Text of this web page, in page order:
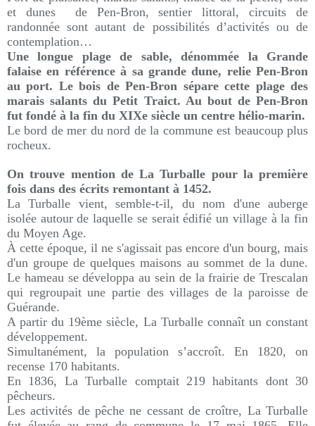
et dunes de Pen-Bron, sentier littoral, circuits de
randonnée sont autant de possibilités d’activités ou de
contemplation…
Une longue plage de sable, dénommée la Grande
falaise en référence à sa grande dune, relie Pen-Bron
au port. Le bois de Pen-Bron sépare cette plage des
marais salants du Petit Traict. Au bout de Pen-Bron
fut fondé à la fin du XIXe siècle un centre hélio-marin.
Le bord de mer du nord de la commune est beaucoup plus
rocheux.
On trouve mention de La Turballe pour la première
fois dans des écrits remontant à 1452.
La Turballe vient, semble-t-il, du nom d'une auberge
isolée autour de laquelle se serait édifié un village à la fin
du Moyen Age.
À cette époque, il ne s'agissait pas encore d'un bourg, mais
d'un groupe de quelques maisons au sommet de la dune.
Le hameau se développa au sein de la frairie de Trescalan
qui regroupait une partie des villages de la paroisse de
Guérande.
A partir du 19ème siècle, La Turballe connaît un constant
développement.
Simultanément, la population s’accroît. En 1820, on
recense 170 habitants.
En 1836, La Turballe comptait 219 habitants dont 30
pêcheurs.
Les activités de pêche ne cessant de croître, La Turballe